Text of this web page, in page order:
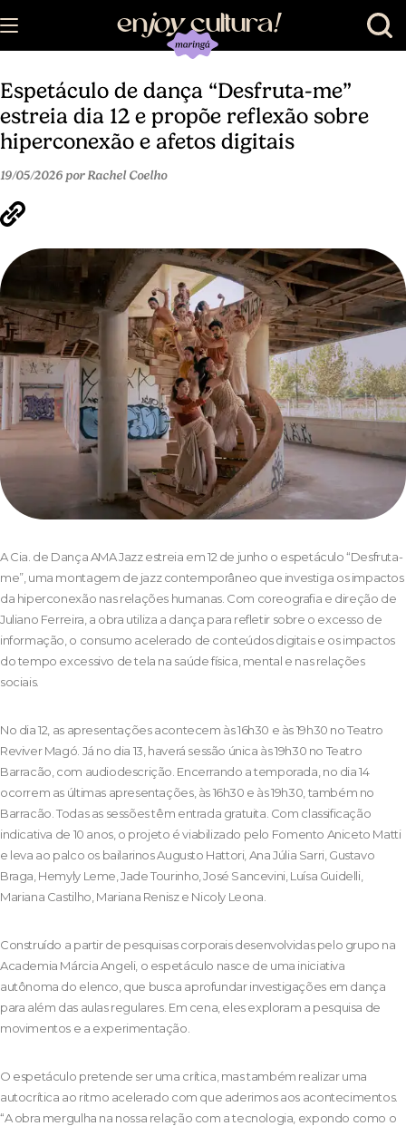
enjoy cultura!
Espetáculo de dança “Desfruta-me”
estreia dia 12 e propõe reflexão sobre
hiperconexão e afetos digitais
19/05/2026 por Rachel Coelho
A Cia. de Dança AMA Jazz estreia em 12 de junho o espetáculo “Desfruta-
me”, uma montagem de jazz contemporâneo que investiga os impactos
da hiperconexão nas relações humanas. Com coreografia e direção de
Juliano Ferreira, a obra utiliza a dança para refletir sobre o excesso de
informação, o consumo acelerado de conteúdos digitais e os impactos
do tempo excessivo de tela na saúde física, mental e nas relações
sociais.
No dia 12, as apresentações acontecem às 16h30 e às 19h30 no Teatro
Reviver Magó. Já no dia 13, haverá sessão única às 19h30 no Teatro
Barracão, com audiodescrição. Encerrando a temporada, no dia 14
ocorrem as últimas apresentações, às 16h30 e às 19h30, também no
Barracão. Todas as sessões têm entrada gratuita. Com classificação
indicativa de 10 anos, o projeto é viabilizado pelo Fomento Aniceto Matti
e leva ao palco os bailarinos Augusto Hattori, Ana Júlia Sarri, Gustavo
Braga, Hemyly Leme, Jade Tourinho, José Sancevini, Luísa Guidelli,
Mariana Castilho, Mariana Renisz e Nicoly Leona.
Construído a partir de pesquisas corporais desenvolvidas pelo grupo na
Academia Márcia Angeli, o espetáculo nasce de uma iniciativa
autônoma do elenco, que busca aprofundar investigações em dança
para além das aulas regulares. Em cena, eles exploram a pesquisa de
movimentos e a experimentação.
O espetáculo pretende ser uma crítica, mas também realizar uma
autocrítica ao ritmo acelerado com que aderimos aos acontecimentos.
“A obra mergulha na nossa relação com a tecnologia, expondo como o